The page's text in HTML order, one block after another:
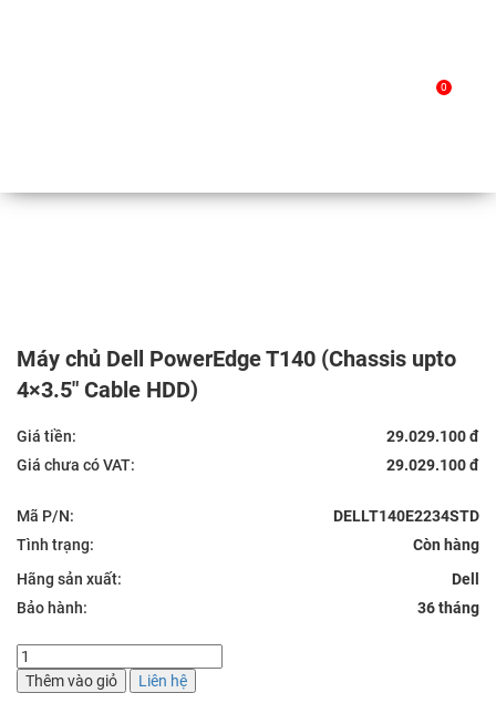
0
Máy chủ Dell PowerEdge T140 (Chassis upto
4×3.5″ Cable HDD)
Giá tiền:
29.029.100 đ
Giá chưa có VAT:
29.029.100 đ
Mã P/N:
DELLT140E2234STD
Tình trạng:
Hãng sản xuất:
Dell
Bảo hành:
36 tháng
Máy
chủ
Dell
Thêm vào giỏ Liên hệ